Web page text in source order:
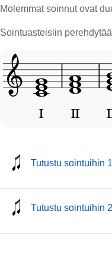
Molemmat soinnut ovat
Sointuasteisiin
Tutustu sointuihin
Tutustu sointuihin